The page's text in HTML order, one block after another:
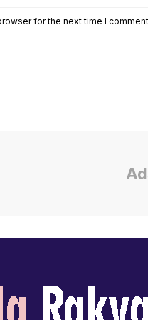
for the next time I